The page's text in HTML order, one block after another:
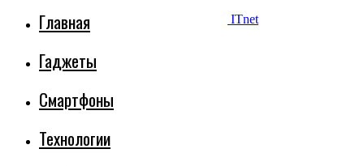
ITnet
Главная
Гаджеты
Смартфоны
Технологии